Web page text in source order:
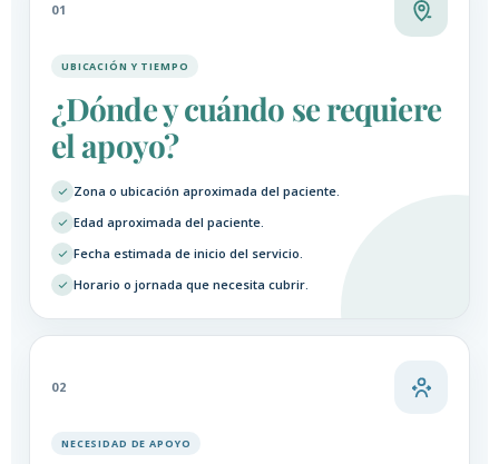
01
UBICACIÓN Y TIEMPO
¿Dónde y cuándo se requiere
el apoyo?
Zona o ubicación aproximada del paciente.
Edad aproximada del paciente.
Fecha estimada de inicio del servicio.
Horario o jornada que necesita cubrir.
02
NECESIDAD DE APOYO